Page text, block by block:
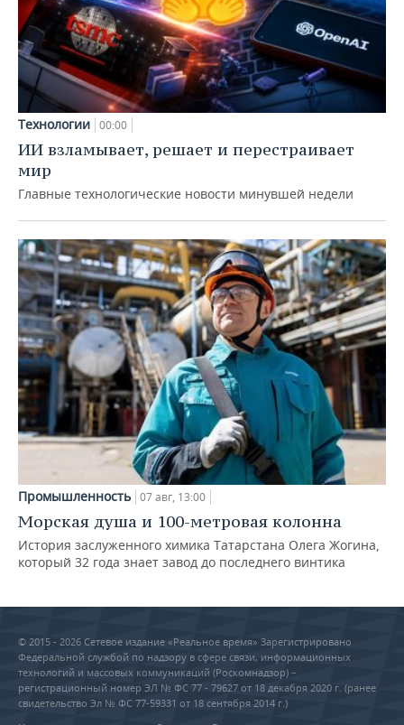
Технологии 00:00
ИИ взламывает, решает и перестраивает
мир
Главные технологические новости минувшей недели
Промышленность 07 авг, 13:00
Морская душа и 100-метровая колонна
История заслуженного химика Татарстана Олега Жогина,
который 32 года знает завод до последнего винтика
© 2015 - 2026 Сетевое издание «Реальное время» Зарегистрировано
Федеральной службой по надзору в сфере связи, информационных
технологий и массовых коммуникаций (Роскомнадзор) –
регистрационный номер ЭЛ № ФС 77 - 79627 от 18 декабря 2020 г. (ранее
свидетельство Эл № ФС 77-59331 от 18 сентября 2014 г.)